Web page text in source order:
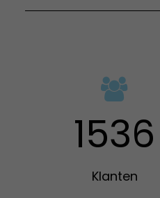
1536
Klanten